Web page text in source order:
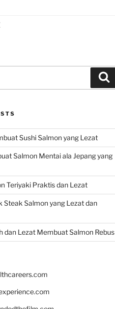
Sushi Salmon yang Lezat
Salmon Mentai ala Jepang yang
Teriyaki Praktis dan Lezat
Steak Salmon yang Lezat dan
dan Lezat Membuat Salmon Rebus